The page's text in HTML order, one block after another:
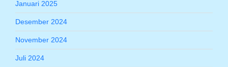
Januari 2025
Desember 2024
November 2024
Juli 2024